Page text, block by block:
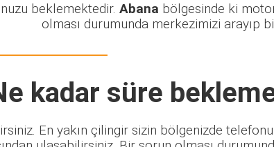
beklemektedir. Abana bölgesinde ki
olması durumunda merkezimizi arayıp
kadar süre
En yakın çilingir sizin bölgenizde